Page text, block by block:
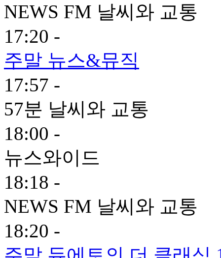
NEWS FM 날씨와 교통
17:20 -
주말 뉴스&뮤직
17:57 -
57분 날씨와 교통
18:00 -
뉴스와이드
18:18 -
NEWS FM 날씨와 교통
18:20 -